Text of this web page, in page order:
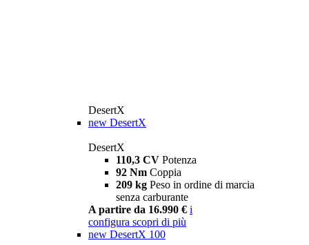
DesertX
new DesertX
DesertX
110,3 CV Potenza
92 Nm Coppia
209 kg Peso in ordine di marcia
senza carburante
A partire da 16.990 € i
configura scopri di più
new DesertX 100